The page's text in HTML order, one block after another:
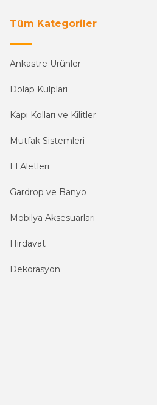
Tüm Kategoriler
Ankastre Ürünler
Dolap Kulpları
Kapı Kolları ve Kilitler
Mutfak Sistemleri
El Aletleri
Gardrop ve Banyo
Mobilya Aksesuarları
Hırdavat
Dekorasyon